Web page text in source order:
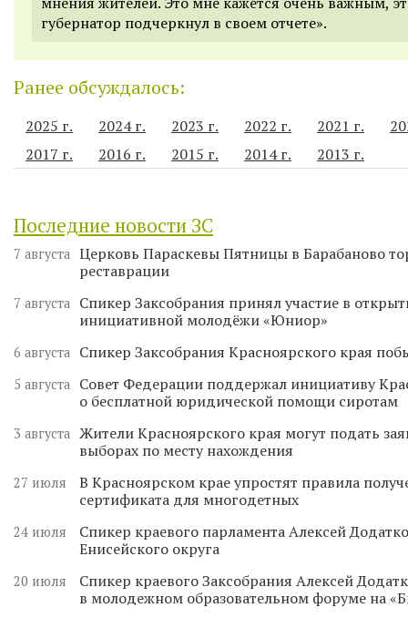
губернатор подчеркнул в своем отчете».
Ранее обсуждалось:
2025 г. 2024 г. 2023 г. 2022 г. 2021 г.
2017 г.
2016 г. 2015 г. 2014 г. 2013 г.
Последние новости ЗС
7 августа Церковь Параскевы Пятницы в Барабаново
реставрации
7 августа
Спикер Заксобрания принял участие в
инициативной молодёжи «Юниор»
6 августа Спикер Заксобрания Красноярского края
5 августа
Совет Федерации поддержал инициативу
о бесплатной юридической помощи сиротам
3 августа Жители Красноярского края могут подать
выборах по месту нахождения
27 июля
В Красноярском крае упростят правила
сертификата для многодетных
24 июля
Спикер краевого парламента Алексей
Енисейского округа
20 июля
Спикер краевого Заксобрания Алексей
в молодежном образовательном форуме на